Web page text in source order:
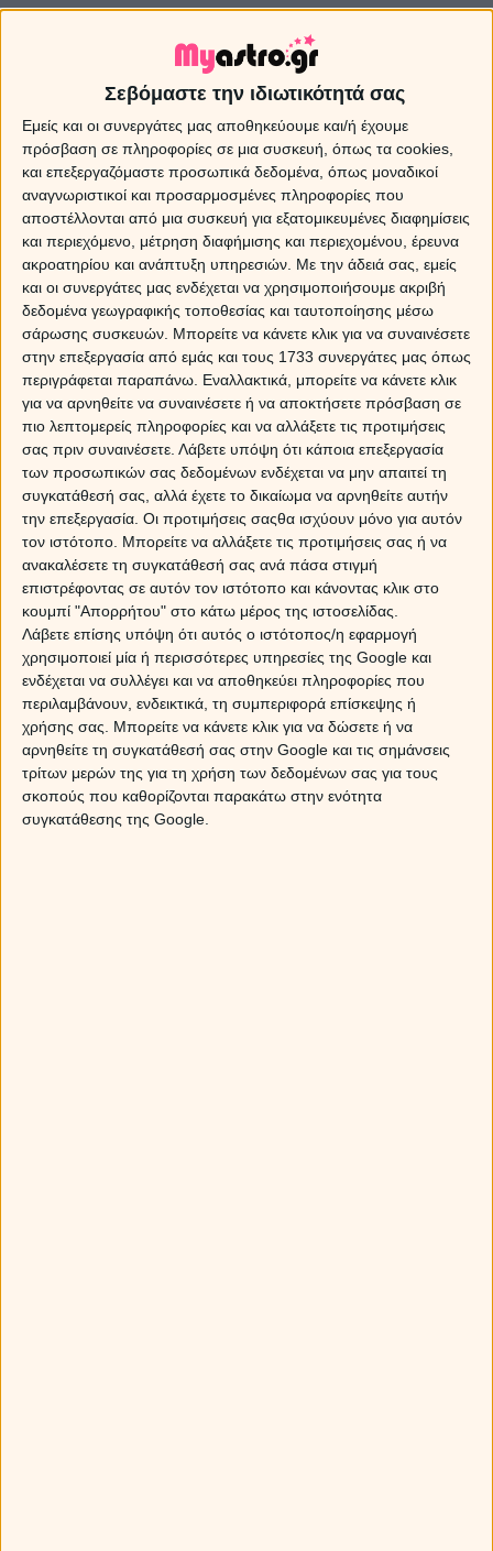
Σεβόμαστε την ιδιωτικότητά σας
Εμείς και οι συνεργάτες μας αποθηκεύουμε και/ή έχουμε
πρόσβαση σε πληροφορίες σε μια συσκευή, όπως τα cookies,
και επεξεργαζόμαστε προσωπικά δεδομένα, όπως μοναδικοί
αναγνωριστικοί και προσαρμοσμένες πληροφορίες που
αποστέλλονται από μια συσκευή για εξατομικευμένες διαφημίσεις
και περιεχόμενο, μέτρηση διαφήμισης και περιεχομένου, έρευνα
ακροατηρίου και ανάπτυξη υπηρεσιών. Με την άδειά σας, εμείς
και οι συνεργάτες μας ενδέχεται να χρησιμοποιήσουμε ακριβή
δεδομένα γεωγραφικής τοποθεσίας και ταυτοποίησης μέσω
σάρωσης συσκευών. Μπορείτε να κάνετε κλικ για να συναινέσετε
στην επεξεργασία από εμάς και τους 1733 συνεργάτες μας όπως
περιγράφεται παραπάνω. Εναλλακτικά, μπορείτε να κάνετε κλικ
για να αρνηθείτε να συναινέσετε ή να αποκτήσετε πρόσβαση σε
πιο λεπτομερείς πληροφορίες και να αλλάξετε τις προτιμήσεις
σας πριν συναινέσετε. Λάβετε υπόψη ότι κάποια επεξεργασία
των προσωπικών σας δεδομένων ενδέχεται να μην απαιτεί τη
συγκατάθεσή σας, αλλά έχετε το δικαίωμα να αρνηθείτε αυτήν
την επεξεργασία. Οι προτιμήσεις σαςθα ισχύουν μόνο για αυτόν
τον ιστότοπο. Μπορείτε να αλλάξετε τις προτιμήσεις σας ή να
ανακαλέσετε τη συγκατάθεσή σας ανά πάσα στιγμή
επιστρέφοντας σε αυτόν τον ιστότοπο και κάνοντας κλικ στο
κουμπί "Απορρήτου" στο κάτω μέρος της ιστοσελίδας.
Λάβετε επίσης υπόψη ότι αυτός ο ιστότοπος/η εφαρμογή
χρησιμοποιεί μία ή περισσότερες υπηρεσίες της Google και
ενδέχεται να συλλέγει και να αποθηκεύει πληροφορίες που
περιλαμβάνουν, ενδεικτικά, τη συμπεριφορά επίσκεψης ή
χρήσης σας. Μπορείτε να κάνετε κλικ για να δώσετε ή να
αρνηθείτε τη συγκατάθεσή σας στην Google και τις σημάνσεις
τρίτων μερών της για τη χρήση των δεδομένων σας για τους
σκοπούς που καθορίζονται παρακάτω στην ενότητα
συγκατάθεσης της Google.
Επικεντρώσου στο θέμα που αναλύουμε (Ποιο
πρόσωπο σε λατρεύει;). Διάλεξε το πακέτο που
επιθυμείς και πάρε τις απαντήσεις που ζητάς.
Pick a card: Ποιο πρόσωπο σε λατρεύει;